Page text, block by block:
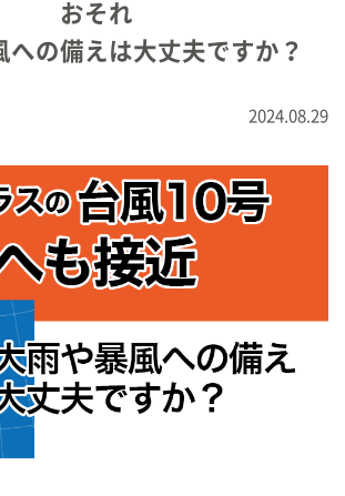
おそれ
への備えは大丈夫ですか？
2024.08.29